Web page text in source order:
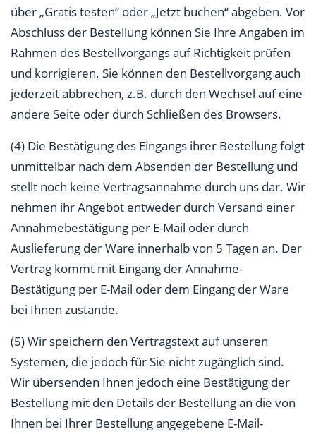
über „Gratis testen“ oder „Jetzt buchen“ abgeben. Vor
Abschluss der Bestellung können Sie Ihre Angaben im
Rahmen des Bestellvorgangs auf Richtigkeit prüfen
und korrigieren. Sie können den Bestellvorgang auch
jederzeit abbrechen, z.B. durch den Wechsel auf eine
andere Seite oder durch Schließen des Browsers.
(4) Die Bestätigung des Eingangs ihrer Bestellung folgt
unmittelbar nach dem Absenden der Bestellung und
stellt noch keine Vertragsannahme durch uns dar. Wir
nehmen ihr Angebot entweder durch Versand einer
Annahmebestätigung per E-Mail oder durch
Auslieferung der Ware innerhalb von 5 Tagen an. Der
Vertrag kommt mit Eingang der Annahme-
Bestätigung per E-Mail oder dem Eingang der Ware
bei Ihnen zustande.
(5) Wir speichern den Vertragstext auf unseren
Systemen, die jedoch für Sie nicht zugänglich sind.
Wir übersenden Ihnen jedoch eine Bestätigung der
Bestellung mit den Details der Bestellung an die von
Ihnen bei Ihrer Bestellung angegebene E-Mail-